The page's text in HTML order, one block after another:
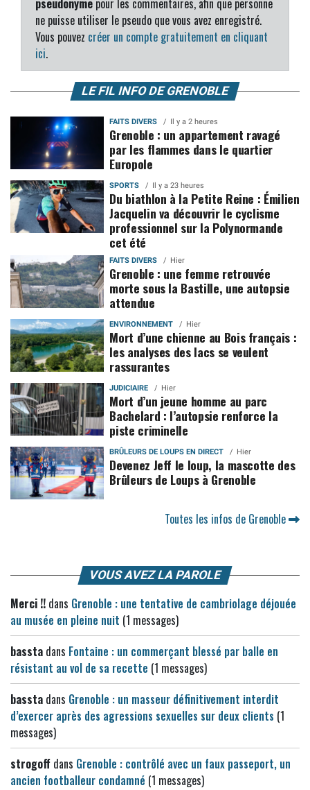
pseudonyme pour les commentaires, afin que personne
ne puisse utiliser le pseudo que vous avez enregistré.
Vous pouvez créer un compte gratuitement en cliquant
ici.
LE FIL INFO DE GRENOBLE
FAITS DIVERS Il y a 2 heures
Grenoble : un appartement ravagé
par les flammes dans le quartier
Europole
SPORTS Il y a 23 heures
Du biathlon à la Petite Reine : Émilien
Jacquelin va découvrir le cyclisme
professionnel sur la Polynormande
cet été
FAITS DIVERS Hier
Grenoble : une femme retrouvée
morte sous la Bastille, une autopsie
attendue
ENVIRONNEMENT Hier
Mort d’une chienne au Bois français :
les analyses des lacs se veulent
rassurantes
JUDICIAIRE Hier
Mort d’un jeune homme au parc
Bachelard : l’autopsie renforce la
piste criminelle
BRÛLEURS DE LOUPS EN DIRECT Hier
Devenez Jeff le loup, la mascotte des
Brûleurs de Loups à Grenoble
Toutes les infos de Grenoble
VOUS AVEZ LA PAROLE
Merci !! dans Grenoble : une tentative de cambriolage déjouée
au musée en pleine nuit (1 messages)
bassta dans Fontaine : un commerçant blessé par balle en
résistant au vol de sa recette (1 messages)
bassta dans Grenoble : un masseur définitivement interdit
d’exercer après des agressions sexuelles sur deux clients (1
messages)
strogoff dans Grenoble : contrôlé avec un faux passeport, un
ancien footballeur condamné (1 messages)